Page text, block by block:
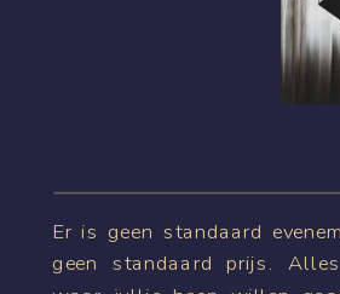
Er is geen standaard
geen standaard prijs.